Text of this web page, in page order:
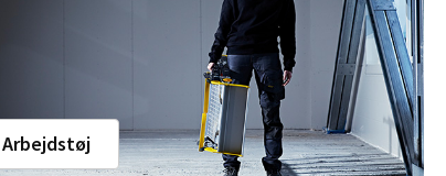
Arbejdstøj